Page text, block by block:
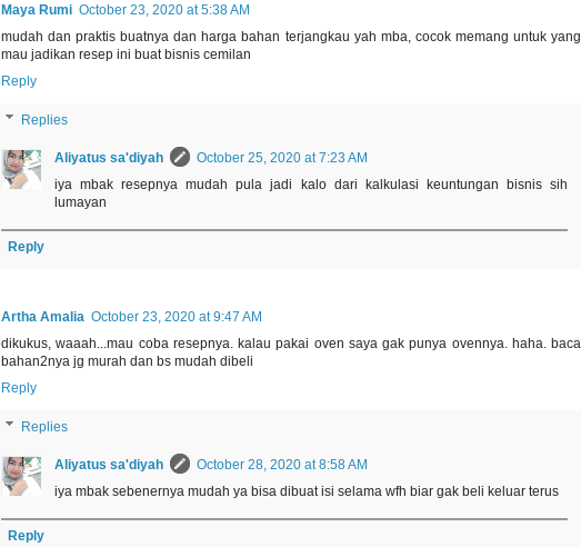
Maya Rumi October 23, 2020 at 5:38 AM
mudah dan praktis buatnya dan harga bahan terjangkau yah mba, cocok memang untuk yang
mau jadikan resep ini buat bisnis cemilan
Reply
Replies
Aliyatus sa'diyah
October 25, 2020 at 7:23 AM
iya mbak resepnya mudah pula jadi kalo dari kalkulasi keuntungan bisnis sih
lumayan
Reply
Artha Amalia October 23, 2020 at 9:47 AM
dikukus, waaah...mau coba resepnya. kalau pakai oven saya gak punya ovennya. haha. baca
bahan2nya jg murah dan bs mudah dibeli
Reply
Replies
Aliyatus sa'diyah
October 28, 2020 at 8:58 AM
iya mbak sebenernya mudah ya bisa dibuat isi selama wfh biar gak beli keluar terus
Reply